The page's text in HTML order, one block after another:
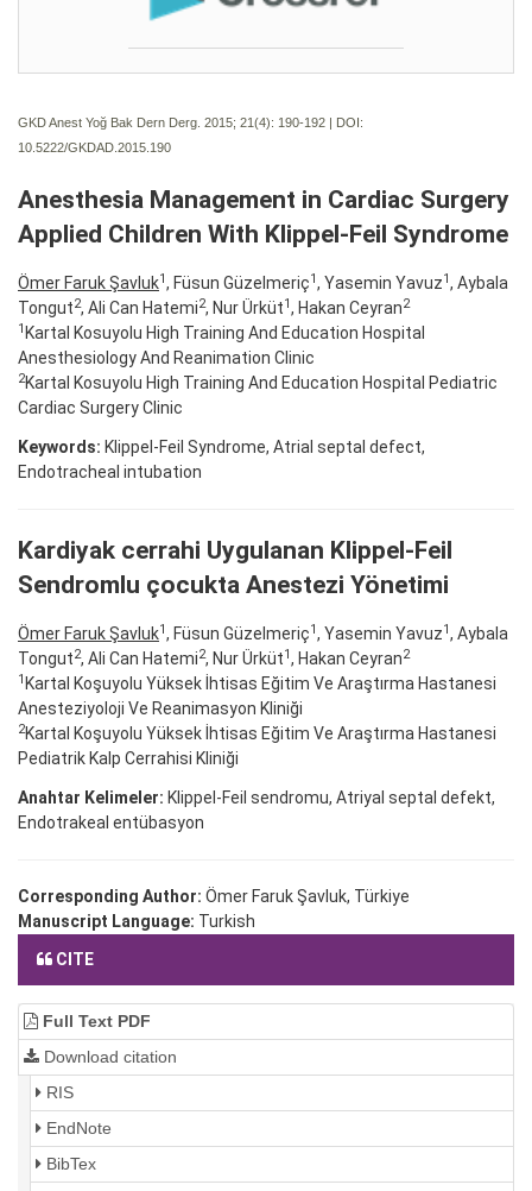
GKD Anest Yoğ Bak Dern Derg. 2015; 21(4): 190-192 | DOI:
10.5222/GKDAD.2015.190
Anesthesia Management in Cardiac Surgery
Applied Children With Klippel-Feil Syndrome
Ömer Faruk Şavluk1, Füsun Güzelmeriç1, Yasemin Yavuz1, Aybala
Tongut2, Ali Can Hatemi2, Nur Ürküt1, Hakan Ceyran2
1 Kartal Kosuyolu High Training And Education Hospital
Anesthesiology And Reanimation Clinic
2Kartal Kosuyolu High Training And Education Hospital Pediatric
Cardiac Surgery Clinic
Keywords: Klippel-Feil Syndrome, Atrial septal defect,
Endotracheal intubation
Kardiyak cerrahi Uygulanan Klippel-Feil
Sendromlu çocukta Anestezi Yönetimi
Ömer Faruk Şavluk1, Füsun Güzelmeriç1, Yasemin Yavuz1, Aybala
Tongut2, Ali Can Hatemi2, Nur Ürküt1, Hakan Ceyran2
1 Kartal Koşuyolu Yüksek İhtisas Eğitim Ve Araştırma Hastanesi
Anesteziyoloji Ve Reanimasyon Kliniği
2Kartal Koşuyolu Yüksek İhtisas Eğitim Ve Araştırma Hastanesi
Pediatrik Kalp Cerrahisi Kliniği
Anahtar Kelimeler: Klippel-Feil sendromu, Atriyal septal defekt,
Endotrakeal entübasyon
Corresponding Author: Ömer Faruk Şavluk, Türkiye
Manuscript Language: Turkish
CITE
Full Text PDF
Download citation
RIS
EndNote
BibTex